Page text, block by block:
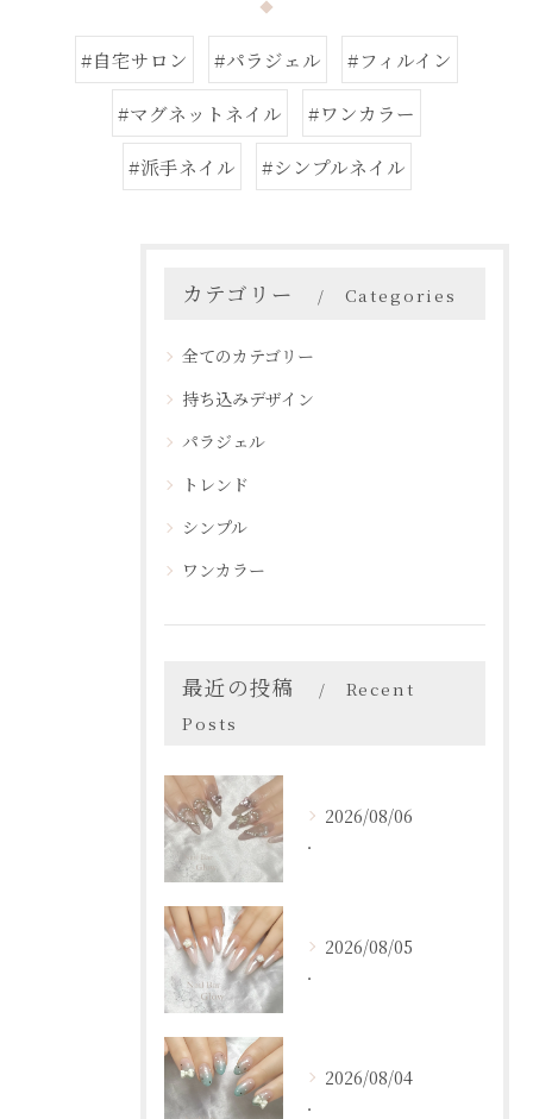
#自宅サロン #パラジェル #フィルイン
#マグネットネイル #ワンカラー
#派手ネイル #シンプルネイル
カテゴリー Categories
全てのカテゴリー
持ち込みデザイン
パラジェル
トレンド
シンプル
ワンカラー
最近の投稿
Recent
Posts
2026/08/06
．
2026/08/05
．
2026/08/04
．